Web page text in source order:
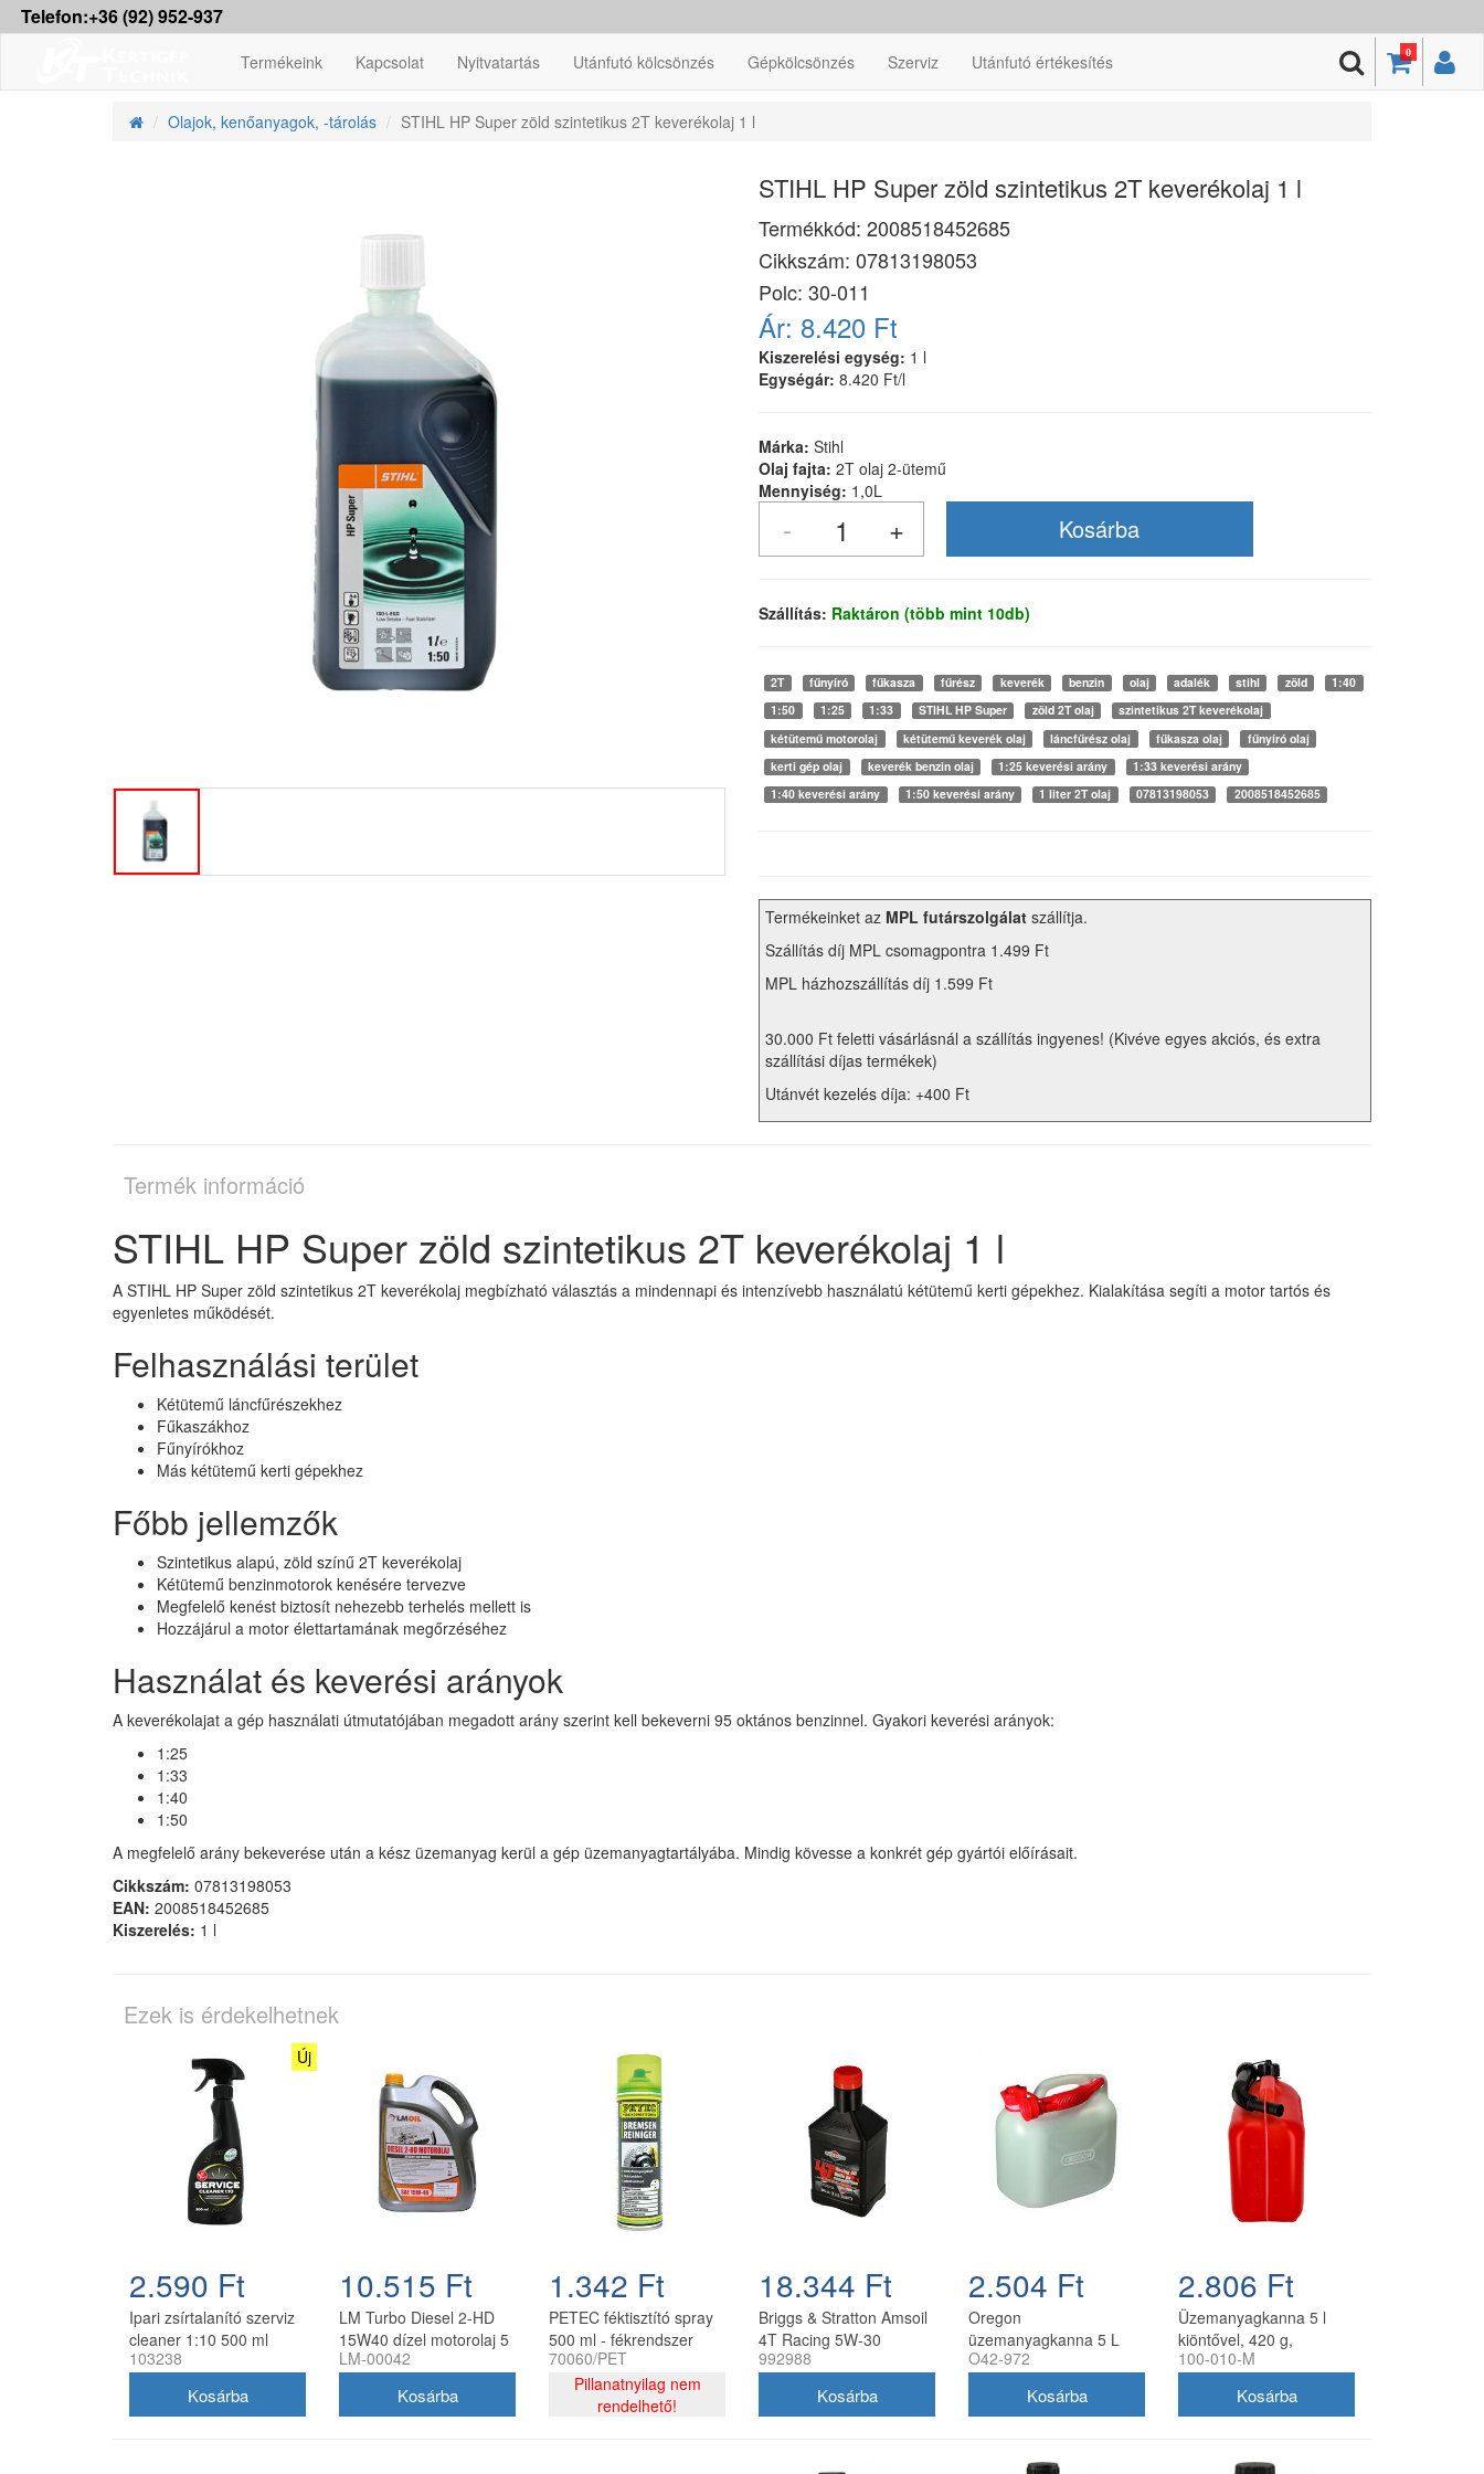
Telefon:+36 (92) 952-937
0
Termékeink Kapcsolat Nyitvatartás Utánfutó kölcsönzés Gépkölcsönzés Szerviz Utánfutó értékesítés
Olajok, kenőanyagok, -tárolás STIHL HP Super zöld szintetikus 2T keverékolaj 1 l
STIHL HP Super zöld szintetikus 2T keverékolaj 1 l
Termékkód: 2008518452685
Cikkszám: 07813198053
Polc: 30-011
Ár: 8.420 Ft
Kiszerelési egység: 1 l
Egységár: 8.420 Ft/l
Márka: Stihl
Olaj fajta: 2T olaj 2-ütemű
Mennyiség: 1,0L
Szállítás: Raktáron (több mint 10db)
2T fűnyíró fűkasza fűrész keverék benzin olaj adalék stihl zöld
1:40
1:50
1:25 1:33 STIHL HP Super zöld 2T olaj
szintetikus 2T keverékolaj
kétütemű motorolaj
kétütemű keverék olaj láncfűrész olaj fűkasza olaj
fűnyíró olaj
kerti gép olaj
keverék benzin olaj 1:25 keverési arány
1:33 keverési arány
1:40 keverési arány
1:50 keverési arány 1 liter 2T olaj 07813198053 2008518452685
Termékeinket az MPL futárszolgálat szállítja.
Szállítás díj MPL csomagpontra 1.499 Ft
MPL házhozszállítás díj 1.599 Ft
30.000 Ft feletti vásárlásnál a szállítás ingyenes! (Kivéve egyes akciós, és extra
szállítási díjas termékek)
Utánvét kezelés díja: +400 Ft
Termék információ
STIHL HP Super zöld szintetikus 2T keverékolaj 1 l
A STIHL HP Super zöld szintetikus 2T keverékolaj megbízható választás a mindennapi és intenzívebb használatú kétütemű kerti gépekhez. Kialakítása segíti a motor tartós és
egyenletes működését.
Felhasználási terület
Kétütemű láncfűrészekhez
Fűkaszákhoz
Fűnyírókhoz
Más kétütemű kerti gépekhez
Főbb jellemzők
Szintetikus alapú, zöld színű 2T keverékolaj
Kétütemű benzinmotorok kenésére tervezve
Megfelelő kenést biztosít nehezebb terhelés mellett is
Hozzájárul a motor élettartamának megőrzéséhez
Használat és keverési arányok
A keverékolajat a gép használati útmutatójában megadott arány szerint kell bekeverni 95 oktános benzinnel. Gyakori keverési arányok:
1:25
1:33
1:40
1:50
A megfelelő arány bekeverése után a kész üzemanyag kerül a gép üzemanyagtartályába. Mindig kövesse a konkrét gép gyártói előírásait.
Cikkszám: 07813198053
EAN: 2008518452685
Kiszerelés: 1 l
Ezek is érdekelhetnek
Új
2.590 Ft
Ipari zsírtalanító szerviz
cleaner 1:10 500 ml
szórófejjel
103238
10.515 Ft
LM Turbo Diesel 2-HD
15W40 dízel motorolaj 5
liter
LM-00042
1.342 Ft
PETEC féktisztító spray
500 ml - fékrendszer
tisztító aeroszol
70060/PET
Pillanatnyilag nem
rendelhető!
18.344 Ft
Briggs & Stratton Amsoil
4T Racing 5W-30
szintetikus motorolaj
992988
2.504 Ft
Oregon
üzemanyagkanna 5 L
fehér, rugalmas
O42-972
2.806 Ft
Üzemanyagkanna 5 l
kiöntővel, 420 g,
utángyártott
100-010-M